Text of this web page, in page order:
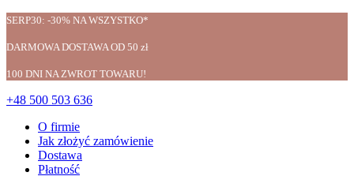
SERP30: -30% NA WSZYSTKO*
DARMOWA DOSTAWA OD 50 zł
100 DNI NA ZWROT TOWARU!
+48 500 503 636
O firmie
Jak złożyć zamówienie
Dostawa
Płatność